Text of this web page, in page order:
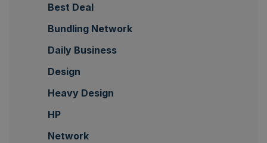
Best Deal
Bundling Network
Daily Business
Design
Heavy Design
HP
Network